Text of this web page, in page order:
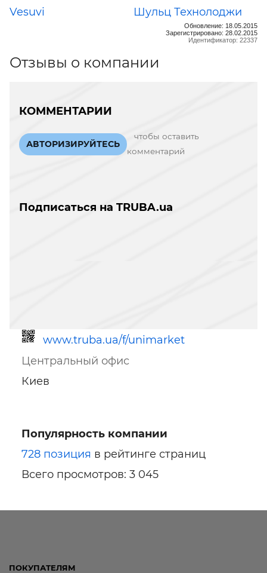
Vesuvi
Шульц Технолоджи
Обновление: 18.05.2015
Зарегистрировано: 28.02.2015
Идентификатор: 22337
Отзывы о компании
КОММЕНТАРИИ
АВТОРИЗИРУЙТЕСЬ
чтобы оставить
комментарий
Подписаться на TRUBA.ua
www.truba.ua/f/unimarket
Ссылка для мобильных устройств
Центральный офис
Киев
Популярность компании
728 позиция в рейтинге страниц
Всего просмотров: 3 045
ПОКУПАТЕЛЯМ